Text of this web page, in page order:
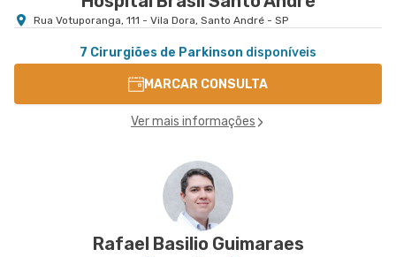
Rua Votuporanga, 111 - Vila Dora, Santo André - SP
7 Cirurgiões de Parkinson disponíveis
MARCAR CONSULTA
Ver mais informações
Rafael Basilio Guimaraes